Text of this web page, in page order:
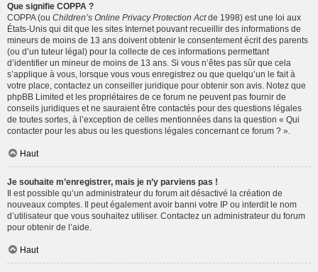
Que signifie COPPA ?
COPPA (ou Children’s Online Privacy Protection Actde 1998) est une loi aux
États-Unis qui dit que les sites Internet pouvant recueillir des informations de
mineurs de moins de 13 ans doivent obtenir le consentement écrit des parents
(ou d’un tuteur légal) pour la collecte de ces informations permettant
d’identifier un mineur de moins de 13 ans. Si vous n’êtes pas sûr que cela
s’applique à vous, lorsque vous vous enregistrez ou que quelqu’un le fait à
votre place, contactez un conseiller juridique pour obtenir son avis. Notez que
phpBB Limited et les propriétaires de ce forum ne peuvent pas fournir de
conseils juridiques et ne sauraient être contactés pour des questions légales
de toutes sortes, à l’exception de celles mentionnées dans la question « Qui
contacter pour les abus ou les questions légales concernant ce forum ? ».
Haut
Je souhaite m’enregistrer, mais je n’y parviens pas !
Il est possible qu’un administrateur du forum ait désactivé la création de
nouveaux comptes. Il peut également avoir banni votre IP ou interdit le nom
d’utilisateur que vous souhaitez utiliser. Contactez un administrateur du forum
pour obtenir de l’aide.
Haut